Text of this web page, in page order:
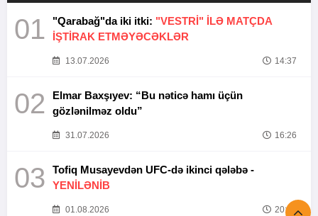
01 "Qarabağ"da iki itki: "VESTRİ" İLƏ MATÇDA
İŞTİRAK ETMƏYƏCƏKLƏR
13.07.2026 14:37
02
Elmar Baxşıyev: “Bu nəticə hamı üçün
gözlənilməz oldu”
31.07.2026 16:26
03
Tofiq Musayevdən UFC-də ikinci qələbə -
YENİLƏNİB
01.08.2026 20:52